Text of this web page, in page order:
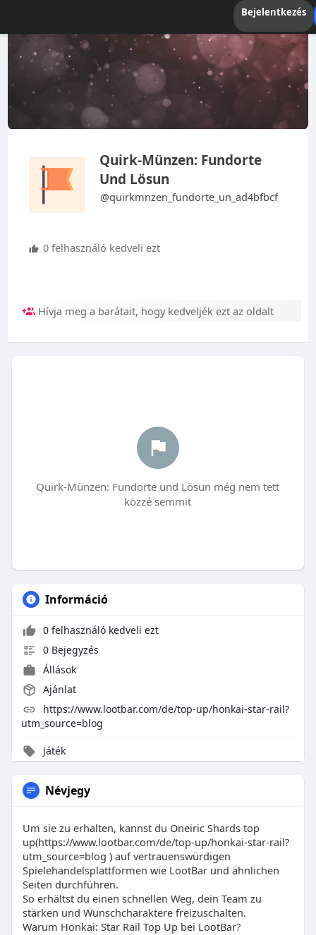
Bejelentkezés
Quirk-Münzen: Fundorte
Und Lösun
@quirkmnzen_fundorte_un_ad4bfbcf
0 felhasználó kedveli ezt
Hívja meg a barátait, hogy kedveljék ezt az oldalt
Quirk-Münzen: Fundorte und Lösun még nem tett
közzé semmit
Információ
0 felhasználó kedveli ezt
0 Bejegyzés
Állások
Ajánlat
https://www.lootbar.com/de/top-up/honkai-star-rail?
utm_source=blog
Játék
Névjegy
Um sie zu erhalten, kannst du Oneiric Shards top
up(https://www.lootbar.com/de/top-up/honkai-star-rail?
utm_source=blog ) auf vertrauenswürdigen
Spielehandelsplattformen wie LootBar und ähnlichen
Seiten durchführen.
So erhältst du einen schnellen Weg, dein Team zu
stärken und Wunschcharaktere freizuschalten.
Warum Honkai: Star Rail Top Up bei LootBar?